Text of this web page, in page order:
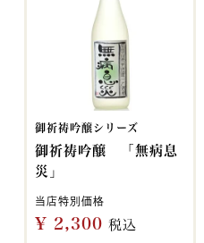
御祈祷吟醸シリーズ
御祈祷吟醸 「無病息
災」
当店特別価格
¥ 2,300 税込